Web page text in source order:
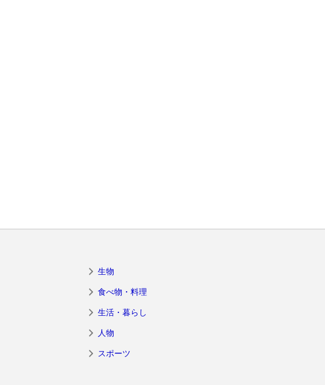
生物
食べ物・料理
生活・暮らし
人物
スポーツ